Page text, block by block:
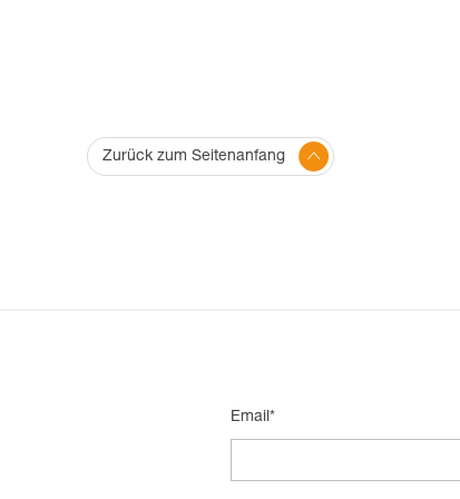
Zurück zum Seitenanfang
Email*